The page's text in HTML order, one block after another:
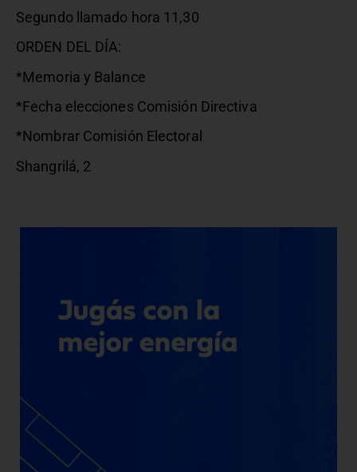
Segundo llamado hora 11,30
ORDEN DEL DÍA:
*Memoria y Balance
*Fecha elecciones Comisión Directiva
*Nombrar Comisión Electoral
Shangrilá, 2